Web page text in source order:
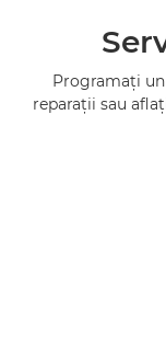
Programaţi
reparaţii sau